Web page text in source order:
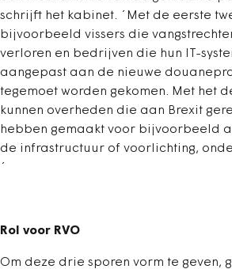
schrijft het kabinet. ´Met de eerste
bijvoorbeeld vissers die
verloren en bedrijven die hun IT-
aangepast aan de nieuwe
tegemoet worden gekomen. Met het
kunnen overheden die aan Brexit
hebben gemaakt voor bijvoorbeeld
de infrastructuur of voorlichting,
´
Rol voor RVO
Om deze drie sporen vorm te geven,